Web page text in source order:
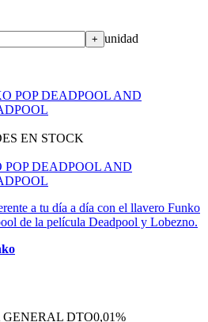
+ unidad
EN STOCK
DEADPOOL AND
a tu día a día con el llavero Funko
de la película Deadpool y Lobezno.
GENERAL DTO0,01%